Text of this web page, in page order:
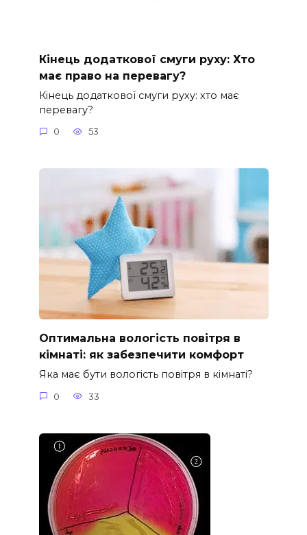
Кінець додаткової смуги руху: Хто
має право на перевагу?
Кінець додаткової смуги руху: хто має
перевагу?
0 53
Оптимальна вологість повітря в
кімнаті: як забезпечити комфорт
Яка має бути вологість повітря в кімнаті?
0 33